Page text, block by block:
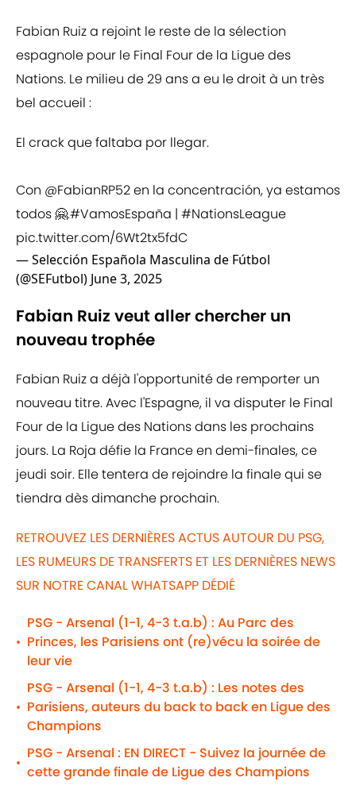
Fabian Ruiz a rejoint le reste de la sélection
espagnole pour le Final Four de la Ligue des
Nations. Le milieu de 29 ans a eu le droit à un très
bel accueil :
El crack que faltaba por llegar.
Con @FabianRP52en la concentración, ya estamos
todos 🤗.#VamosEspaña | #NationsLeague
pic.twitter.com/6Wt2tx5fdC
— Selección Española Masculina de Fútbol
(@SEFutbol) June 3, 2025
Fabian Ruiz veut aller chercher un
nouveau trophée
Fabian Ruiz a déjà l'opportunité de remporter un
nouveau titre. Avec l'Espagne, il va disputer le Final
Four de la Ligue des Nations dans les prochains
jours. La Roja défie la France en demi-finales, ce
jeudi soir. Elle tentera de rejoindre la finale qui se
tiendra dès dimanche prochain.
RETROUVEZ LES DERNIÈRES ACTUS AUTOUR DU PSG,
LES RUMEURS DE TRANSFERTS ET LES DERNIÈRES NEWS
SUR NOTRE CANAL WHATSAPP DÉDIÉ
•
PSG - Arsenal (1-1, 4-3 t.a.b) : Au Parc des
Princes, les Parisiens ont (re)vécu la soirée de
leur vie
•
PSG - Arsenal (1-1, 4-3 t.a.b) : Les notes des
Parisiens, auteurs du back to back en Ligue des
Champions
•
PSG - Arsenal : EN DIRECT - Suivez la journée de
cette grande finale de Ligue des Champions